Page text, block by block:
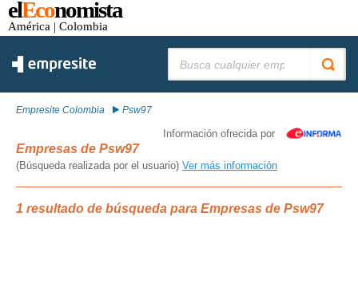
elEconomista
América | Colombia
Empresite Colombia Psw97
Información ofrecida por
Empresas de Psw97
(Búsqueda realizada por el usuario) Ver más información
1 resultado de búsqueda para Empresas de Psw97